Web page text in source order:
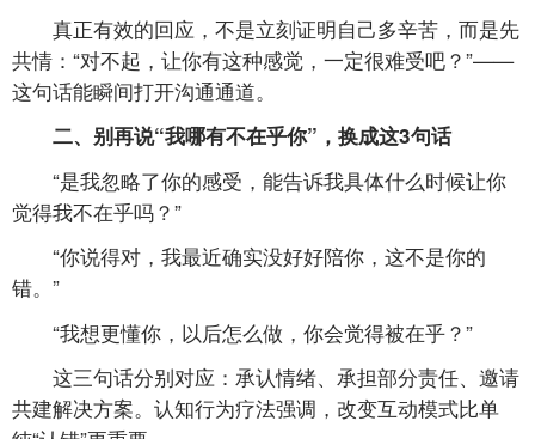
真正有效的回应，不是立刻证明自己多辛苦，而是先
共情：“对不起，让你有这种感觉，一定很难受吧？”——
这句话能瞬间打开沟通通道。
二、别再说“我哪有不在乎你”，换成这3句话
“是我忽略了你的感受，能告诉我具体什么时候让你
觉得我不在乎吗？”
“你说得对，我最近确实没好好陪你，这不是你的
错。”
“我想更懂你，以后怎么做，你会觉得被在乎？”
这三句话分别对应：承认情绪、承担部分责任、邀请
共建解决方案。认知行为疗法强调，改变互动模式比单